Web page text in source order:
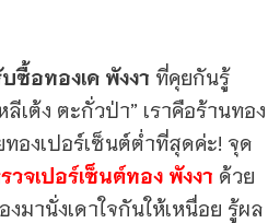
ซื้อทองเค พังงา ที่คุยกันรู้
ลีเต้ง ตะกั่วป่า” เราคือร้านทอง
องเปอร์เซ็นต์ต่ำที่สุดค่ะ! จุด
วจเปอร์เซ็นต์ทอง พังงา ด้วย
มานั่งเดาใจกันให้เหนื่อย รู้ผล